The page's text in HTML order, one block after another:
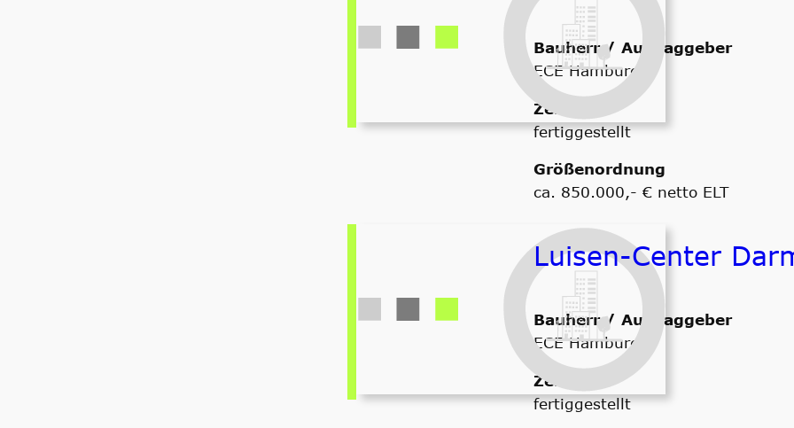
Bauherr / Auftraggeber
ECE Hamburg
Zeitraum
fertiggestellt
Größenordnung
ca. 850.000,- € netto ELT
Luisen-Center
Bauherr / Auftraggeber
ECE Hamburg
Zeitraum
fertiggestellt